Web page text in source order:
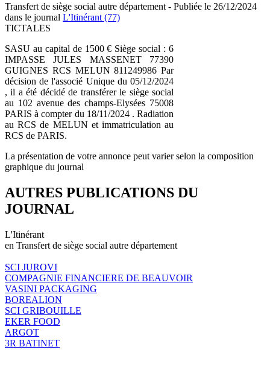
Transfert de siège social autre département - Publiée le 26/12/2024
dans le journal L'Itinérant (77)
TICTALES
SASU au capital de 1500 € Siège social : 6
IMPASSE JULES MASSENET 77390
GUIGNES RCS MELUN 811249986 Par
décision de l'associé Unique du 05/12/2024
, il a été décidé de transférer le siège social
au 102 avenue des champs-Elysées 75008
PARIS à compter du 18/11/2024 . Radiation
au RCS de MELUN et immatriculation au
RCS de PARIS.
La présentation de votre annonce peut varier selon la composition
graphique du journal
AUTRES PUBLICATIONS DU
JOURNAL
L'Itinérant
en Transfert de siège social autre département
SCI JUROVI
COMPAGNIE FINANCIERE DE BEAUVOIR
VASINI PACKAGING
BOREALION
SCI GRIBOUILLE
EKER FOOD
ARGOT
3R BATINET